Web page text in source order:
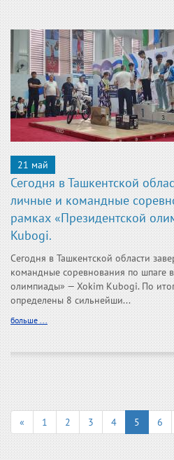
21 май
Сегодня в Ташкентской
личные и командные
рамках «Президентской
Kubogi.
Сегодня в Ташкентской области
командные соревнования по шпаге
олимпиады» — Xokim Kubogi. По
определены 8 сильнейши...
больше ...
« 1 2 3 4 5 6